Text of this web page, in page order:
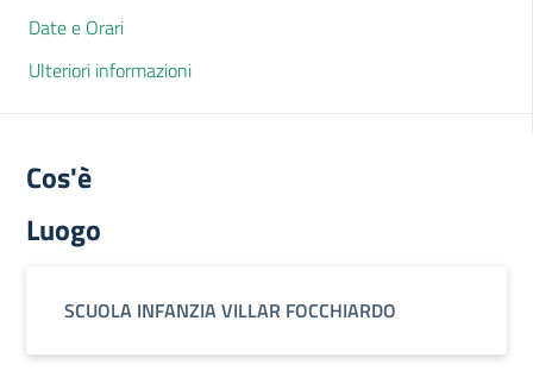
Date e Orari
Ulteriori informazioni
Cos'è
Luogo
SCUOLA INFANZIA VILLAR FOCCHIARDO